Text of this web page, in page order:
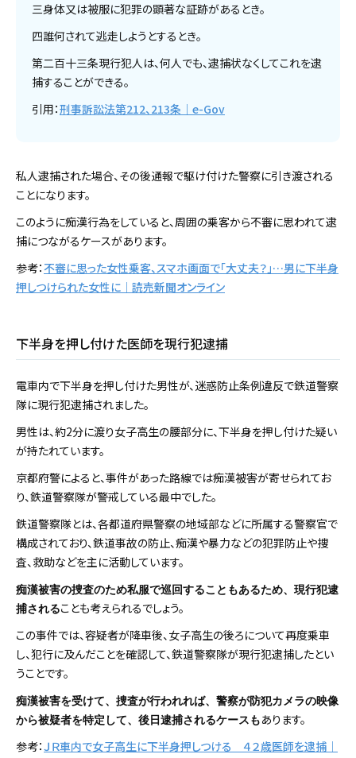
三身体又は被服に犯罪の顕著な証跡があるとき。
四誰何されて逃走しようとするとき。
第二百十三条現行犯人は、何人でも、逮捕状なくしてこれを逮
捕することができる。
引用：刑事訴訟法第212、213条｜e-Gov
私人逮捕された場合、その後通報で駆け付けた警察に引き渡される
ことになります。
このように痴漢行為をしていると、周囲の乗客から不審に思われて逮
捕につながるケースがあります。
参考：不審に思った女性乗客、スマホ画面で「大丈夫？」…男に下半身
押しつけられた女性に｜読売新聞オンライン
下半身を押し付けた医師を現行犯逮捕
電車内で下半身を押し付けた男性が、迷惑防止条例違反で鉄道警察
隊に現行犯逮捕されました。
男性は、約2分に渡り女子高生の腰部分に、下半身を押し付けた疑い
が持たれています。
京都府警によると、事件があった路線では痴漢被害が寄せられてお
り、鉄道警察隊が警戒している最中でした。
鉄道警察隊とは、各都道府県警察の地域部などに所属する警察官で
構成されており、鉄道事故の防止、痴漢や暴力などの犯罪防止や捜
査、救助などを主に活動しています。
痴漢被害の捜査のため私服で巡回することもあるため、現行犯逮
捕されることも考えられるでしょう。
この事件では、容疑者が降車後、女子高生の後ろについて再度乗車
し、犯行に及んだことを確認して、鉄道警察隊が現行犯逮捕したとい
うことです。
痴漢被害を受けて、捜査が行われれば、警察が防犯カメラの映像
から被疑者を特定して、後日逮捕されるケースも あります。
参考：ＪＲ車内で女子高生に下半身押しつける ４２歳医師を逮捕｜